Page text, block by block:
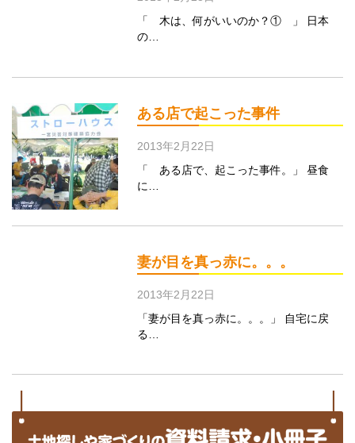
「 木は、何がいいのか？① 」 日本
の…
ある店で起こった事件
2013年2月22日
「 ある店で、起こった事件。」 昼食
に…
妻が目を真っ赤に。。。
2013年2月22日
「妻が目を真っ赤に。。。」 自宅に戻
る…